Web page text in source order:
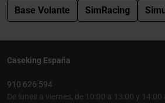
Base Volante SimRacing
Caseking España
910 626 594
De lunes a viernes, de 10:00 a 13:00 y 14:00